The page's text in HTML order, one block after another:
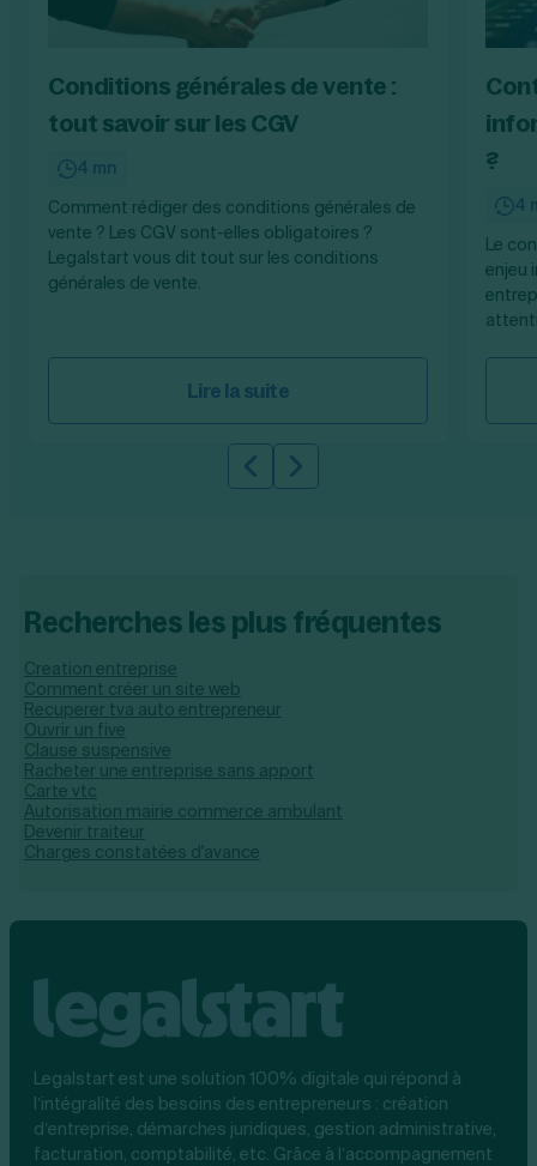
Conditions générales de vente :
tout savoir sur les CGV
4 mn
Comment rédiger des conditions générales de
vente ? Les CGV sont-elles obligatoires ?
Legalstart vous dit tout sur les conditions
générales de vente.
Lire la suite
?
4
Le
enjeu
Slide précédente
Slide suivante
Recherches les plus fréquentes
Creation entreprise
Comment créer un site web
Recuperer tva auto entrepreneur
Ouvrir un five
Clause suspensive
Racheter une entreprise sans apport
Carte vtc
Autorisation mairie commerce ambulant
Devenir traiteur
Charges constatées d'avance
Legalstart est une solution 100% digitale qui répond à
l’intégralité des besoins des entrepreneurs : création
d’entreprise, démarches juridiques, gestion administrative,
facturation, comptabilité, etc. Grâce à l’accompagnement